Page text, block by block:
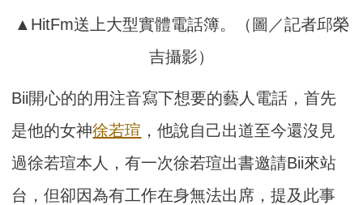
▲HitFm送上大型實體電話簿。（圖／記者邱榮
吉攝影）
Bii開心的的用注音寫下想要的藝人電話，首先
是他的女神徐若瑄 ，他說自己出道至今還沒見
過徐若瑄本人，有一次徐若瑄出書邀請Bii來站
台，但卻因為有工作在身無法出席，提及此事